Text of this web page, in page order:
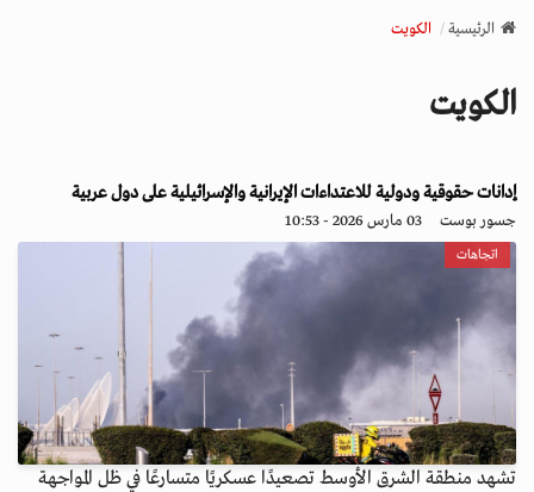
v
a
o
n
الرئيسية الكويت
الكويت
إدانات حقوقية ودولية للاعتداءات الإيرانية والإسرائيلية على دول عربية
جسور بوست 03 مارس 2026 - 10:53
اتجاهات
تشهد منطقة الشرق الأوسط تصعيدًا عسكريًا متسارعًا في ظل المواجهة